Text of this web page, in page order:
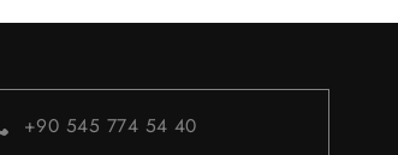
+90 545 774 54 40